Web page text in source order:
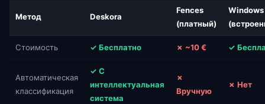
Метод Deskora
Fences
(платный)
Windows
Стоимость ✓ Бесплатно ✗ ~10 € ✓
Автоматическая
классификация
✓ С
интеллектуальная
система
✗
Вручную
✗ Нет